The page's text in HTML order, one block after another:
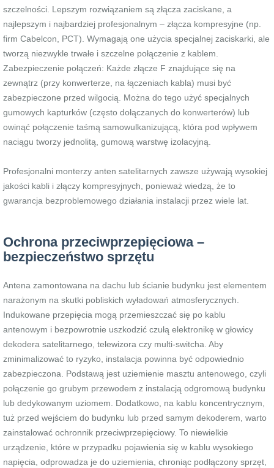
szczelności. Lepszym rozwiązaniem są złącza zaciskane, a
najlepszym i najbardziej profesjonalnym – złącza kompresyjne (np.
firm Cabelcon, PCT). Wymagają one użycia specjalnej zaciskarki, ale
tworzą niezwykle trwałe i szczelne połączenie z kablem.
Zabezpieczenie połączeń: Każde złącze F znajdujące się na
zewnątrz (przy konwerterze, na łączeniach kabla) musi być
zabezpieczone przed wilgocią. Można do tego użyć specjalnych
gumowych kapturków (często dołączanych do konwerterów) lub
owinąć połączenie taśmą samowulkanizującą, która pod wpływem
naciągu tworzy jednolitą, gumową warstwę izolacyjną.
Profesjonalni monterzy anten satelitarnych zawsze używają wysokiej
jakości kabli i złączy kompresyjnych, ponieważ wiedzą, że to
gwarancja bezproblemowego działania instalacji przez wiele lat.
Ochrona przeciwprzepięciowa –
bezpieczeństwo sprzętu
Antena zamontowana na dachu lub ścianie budynku jest elementem
narażonym na skutki pobliskich wyładowań atmosferycznych.
Indukowane przepięcia mogą przemieszczać się po kablu
antenowym i bezpowrotnie uszkodzić czułą elektronikę w głowicy
dekodera satelitarnego, telewizora czy multi-switcha. Aby
zminimalizować to ryzyko, instalacja powinna być odpowiednio
zabezpieczona. Podstawą jest uziemienie masztu antenowego, czyli
połączenie go grubym przewodem z instalacją odgromową budynku
lub dedykowanym uziomem. Dodatkowo, na kablu koncentrycznym,
tuż przed wejściem do budynku lub przed samym dekoderem, warto
zainstalować ochronnik przeciwprzepięciowy. To niewielkie
urządzenie, które w przypadku pojawienia się w kablu wysokiego
napięcia, odprowadza je do uziemienia, chroniąc podłączony sprzęt,